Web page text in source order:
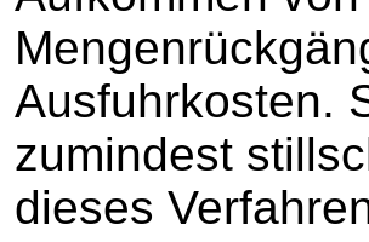
Ausfuhrkosten.
zumindest
dieses